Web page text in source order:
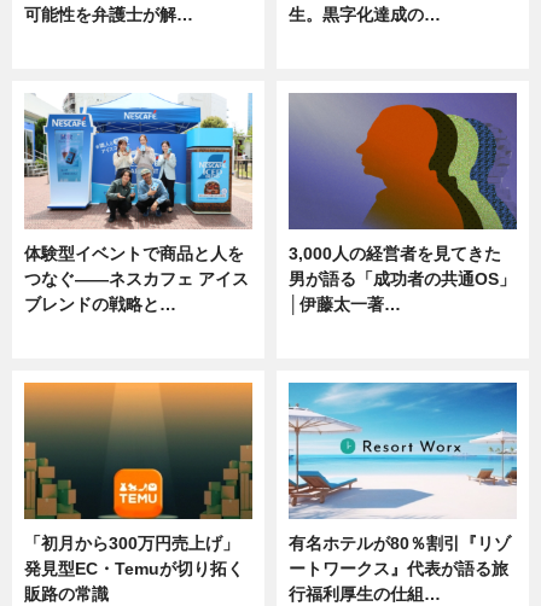
可能性を弁護士が解…
生。黒字化達成の…
体験型イベントで商品と人を
つなぐ――ネスカフェ アイス
ブレンドの戦略と…
3,000人の経営者を見てきた
男が語る「成功者の共通OS」
│伊藤太一著…
「初月から300万円売上げ」
発見型EC・Temuが切り拓く
販路の常識
有名ホテルが80％割引『リゾ
ートワークス』代表が語る旅
行福利厚生の仕組…